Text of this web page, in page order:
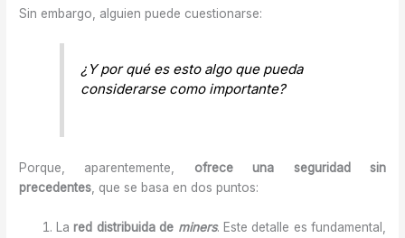
Sin embargo, alguien puede cuestionarse:
¿Y por qué es esto algo que pueda
considerarse como importante?
Porque, aparentemente, ofrece una seguridad sin
precedentes , que se basa en dos puntos:
Lared distribuida de miners. Este detalle es fundamental,